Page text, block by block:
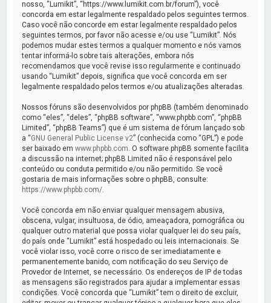
nosso, “Lumikit”, “https://www.lumikit.com.br/forum”), você
concorda em estar legalmente respaldado pelos seguintes termos.
Caso você não concorde em estar legalmente respaldado pelos
seguintes termos, por favor não acesse e/ou use “Lumikit”. Nós
podemos mudar estes termos a qualquer momento e nós vamos
tentar informá-lo sobre tais alterações, embora nós
recomendamos que você revise isso regularmente e continuado
usando “Lumikit” depois, significa que você concorda em ser
legalmente respaldado pelos termos e/ou atualizações alteradas.
Nossos fóruns são desenvolvidos por phpBB (também denominado
como “eles”, “deles”, “phpBB software”, “www.phpbb.com”, “phpBB
Limited”, “phpBB Teams”) que é um sistema de fórum lançado sob
a “GNU General Public License v2” (conhecida como “GPL”) e pode
ser baixado emwww.phpbb.com . O software phpBB somente facilita
a discussão na internet; phpBB Limited não é responsável pelo
conteúdo ou conduta permitido e/ou não permitido. Se você
gostaria de mais informações sobre o phpBB, consulte:
https://www.phpbb.com/
Você concorda em não enviar qualquer mensagem abusiva,
obscena, vulgar, insultuosa, de ódio, ameaçadora, pornográfica ou
qualquer outro material que possa violar qualquer lei do seu país,
do país onde “Lumikit” está hospedado ou leis internacionais. Se
você violar isso, você corre o risco de ser imediatamente e
permanentemente banido, com notificação do seu Serviço de
Provedor de Internet, se necessário. Os endereços de IP de todas
as mensagens são registrados para ajudar a implementar essas
condições. Você concorda que “Lumikit” tem o direito de excluir,